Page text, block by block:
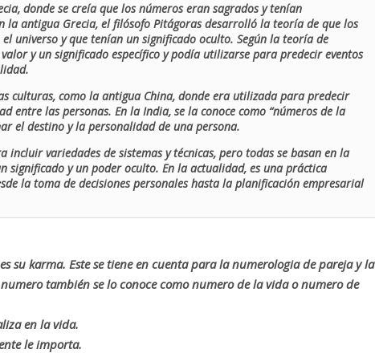
donde se creía que los números eran sagrados y tenían
la antigua Grecia, el filósofo Pitágoras desarrolló la teoría de que los
universo y que tenían un significado oculto. Según la teoría de
y un significado específico y podía utilizarse para predecir eventos
culturas, como la antigua China, donde era utilizada para predecir
entre las personas. En la India, se la conoce como “números de la
el destino y la personalidad de una persona.
incluir variedades de sistemas y técnicas, pero todas se basan en la
significado y un poder oculto. En la actualidad, es una práctica
la toma de decisiones personales hasta la planificación empresarial
su karma. Este se tiene en cuenta para la numerologia de pareja y la
también se lo conoce como numero de la vida o numero de
en la vida.
le importa.